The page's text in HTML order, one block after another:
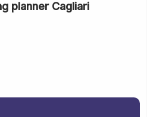
planner Cagliari